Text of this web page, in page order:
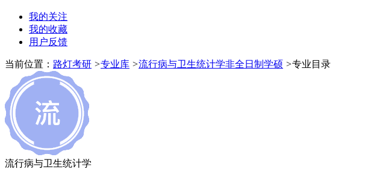
我的关注
我的收藏
用户反馈
当前位置： 路灯考研 >专业库 >流行病与卫生统计学非全日制学硕 >专业目录
流行病与卫生统计学